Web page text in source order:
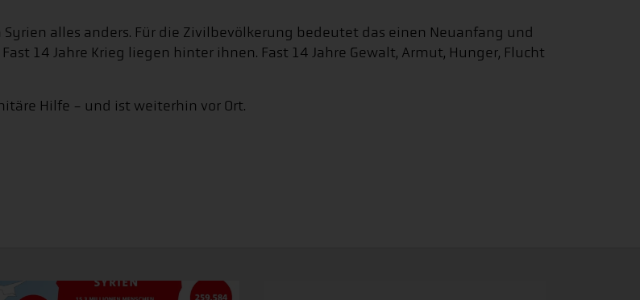
alles anders. Für die Zivilbevölkerung bedeutet das einen Neuanfang und
14 Jahre Krieg liegen hinter ihnen. Fast 14 Jahre Gewalt, Armut, Hunger, Flucht
Hilfe - und ist weiterhin vor Ort.